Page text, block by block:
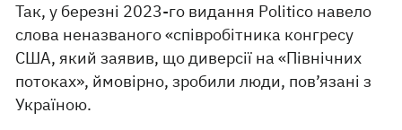
Так, у березні 2023-го видання Politico навело
слова неназваного «співробітника конгресу
США, який заявив, що диверсії на «Північних
потоках», ймовірно, зробили люди, пов’язані з
Україною.